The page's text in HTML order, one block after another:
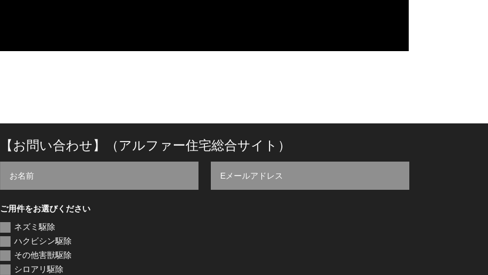
【お問い合わせ】（アルファー住宅総合サイト）
ご用件をお選びください
ネズミ駆除
ハクビシン駆除
その他害獣駆除
シロアリ駆除